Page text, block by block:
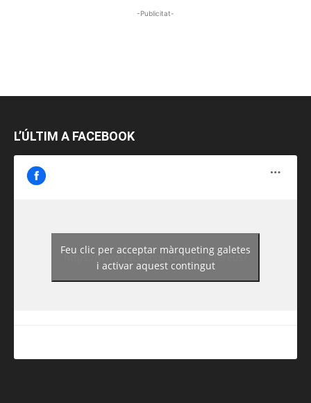
-Publicitat-
L’ÚLTIM A FACEBOOK
https://www.facebook.com/guiadereus/
Feu clic per acceptar màrqueting galetes
i activar aquest contingut